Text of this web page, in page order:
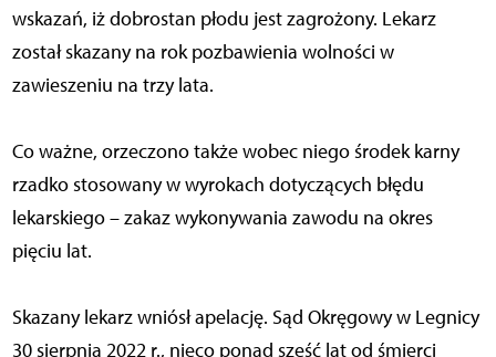
wskazań, iż dobrostan płodu jest zagrożony. Lekarz
został skazany na rok pozbawienia wolności w
zawieszeniu na trzy lata.
Co ważne, orzeczono także wobec niego środek karny
rzadko stosowany w wyrokach dotyczących błędu
lekarskiego – zakaz wykonywania zawodu na okres
pięciu lat.
Skazany lekarz wniósł apelację. Sąd Okręgowy w Legnicy
30 sierpnia 2022 r., nieco ponad sześć lat od śmierci